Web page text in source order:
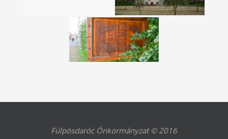
Fülpösdaróc Önkormányzat © 2016